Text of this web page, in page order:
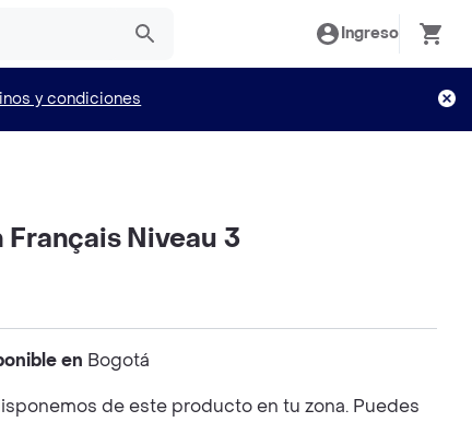
Ingreso
y condiciones
Niveau 3
en Bogotá
de este producto en tu zona. Puedes